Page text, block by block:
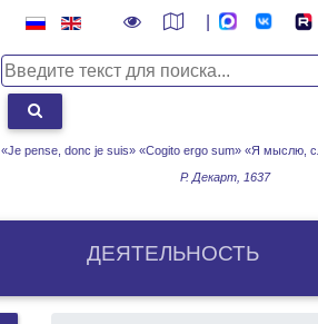
«Je pense, donc je suis» «Cogito ergo sum» «Я мыслю,
Р. Декарт, 1637
ДЕЯТЕЛЬНОСТЬ